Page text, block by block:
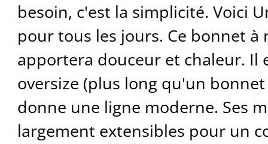
besoin, c'est la simplicité. Voici
pour tous les jours. Ce bonnet à
apportera douceur et chaleur. Il
oversize (plus long qu'un
donne une ligne moderne. Ses
largement extensibles pour un